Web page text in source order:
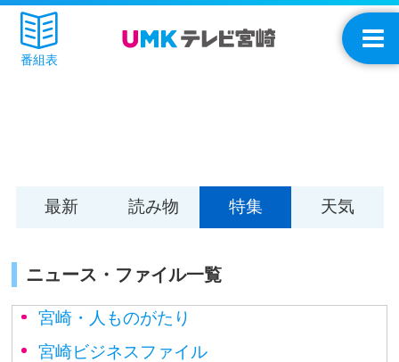
番組表
最新 読み物 特集 天気
ニュース・ファイル一覧
宮崎・人ものがたり
宮崎ビジネスファイル